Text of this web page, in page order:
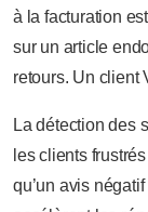
à la facturation
sur un article
retours. Un client
La détection des
les clients
qu’un avis